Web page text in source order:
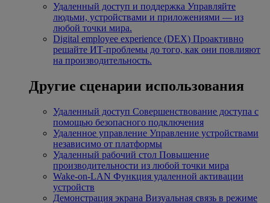
Удаленный доступ и поддержка Управляйте
людьми, устройствами и приложениями — из
любой точки мира.
Digital employee experience (DEX) Проактивно
решайте ИТ-проблемы до того, как они повлияют
на производительность.
Другие сценарии использования
Удаленный доступ Совершенствование доступа с
помощью безопасного подключения
Удаленное управление Управление устройствами
независимо от платформы
Удаленный рабочий стол Повышение
производительности из любой точки мира
Wake-on-LAN Функция удаленной активации
устройств
Демонстрация экрана Визуальная связь в режиме